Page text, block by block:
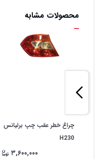
محصولات مشابه
چراغ خطر عقب چپ برلیانس
H230
۳,۶۰۰,۰۰۰